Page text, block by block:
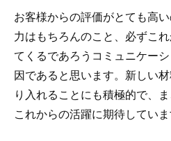
お客様からの評価がとても高
力はもちろんのこと、必ずこ
てくるであろうコミュニケー
因であると思います。新しい
り入れることにも積極的で、
これからの活躍に期待していま